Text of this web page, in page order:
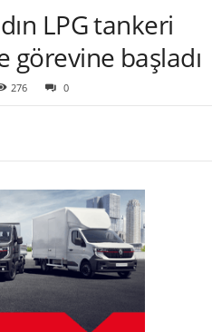
LPG tankeri
görevine başladı
276 0